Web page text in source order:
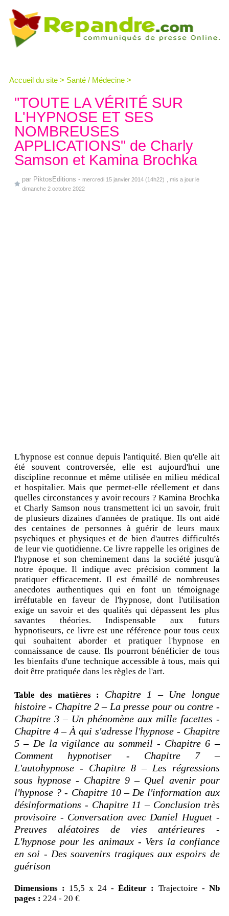
Accueil du site > Santé / Médecine >
"TOUTE LA VÉRITÉ SUR
L'HYPNOSE ET SES
NOMBREUSES
APPLICATIONS" de Charly
Samson et Kamina Brochka
par PiktosEditions - mercredi 15 janvier 2014 (14h22)
, mis a jour le
dimanche 2 octobre 2022
L'hypnose est connue depuis l'antiquité. Bien qu'elle ait
été souvent controversée, elle est aujourd'hui une
discipline reconnue et même utilisée en milieu médical
et hospitalier. Mais que permet-elle réellement et dans
quelles circonstances y avoir recours ? Kamina Brochka
et Charly Samson nous transmettent ici un savoir, fruit
de plusieurs dizaines d'années de pratique. Ils ont aidé
des centaines de personnes à guérir de leurs maux
psychiques et physiques et de bien d'autres difficultés
de leur vie quotidienne. Ce livre rappelle les origines de
l'hypnose et son cheminement dans la société jusqu'à
notre époque. Il indique avec précision comment la
pratiquer efficacement. Il est émaillé de nombreuses
anecdotes authentiques qui en font un témoignage
irréfutable en faveur de l'hypnose, dont l'utilisation
exige un savoir et des qualités qui dépassent les plus
savantes théories. Indispensable aux futurs
hypnotiseurs, ce livre est une référence pour tous ceux
qui souhaitent aborder et pratiquer l'hypnose en
connaissance de cause. Ils pourront bénéficier de tous
les bienfaits d'une technique accessible à tous, mais qui
doit être pratiquée dans les règles de l'art.
Table des matières :
Chapitre 1 – Une longue
histoire - Chapitre 2 – La presse pour ou contre -
Chapitre 3 – Un phénomène aux mille facettes -
Chapitre 4 – À qui s'adresse l'hypnose - Chapitre
5 – De la vigilance au sommeil - Chapitre 6 –
Comment hypnotiser - Chapitre 7 –
L'autohypnose - Chapitre 8 – Les régressions
sous hypnose - Chapitre 9 – Quel avenir pour
l'hypnose ? - Chapitre 10 – De l'information aux
désinformations - Chapitre 11 – Conclusion très
provisoire - Conversation avec Daniel Huguet -
Preuves aléatoires de vies antérieures -
L'hypnose pour les animaux - Vers la confiance
en soi - Des souvenirs tragiques aux espoirs de
guérison
Dimensions : 15,5 x 24 -Éditeur : Trajectoire - Nb
pages : 224 - 20 €